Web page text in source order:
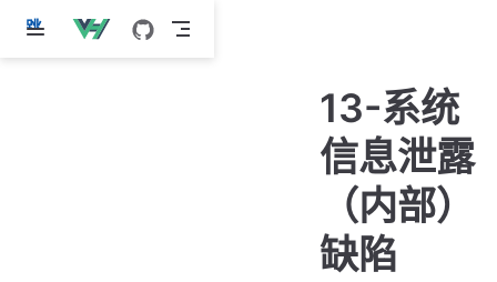
跳
13-系统
信息泄露
（内部）
缺陷